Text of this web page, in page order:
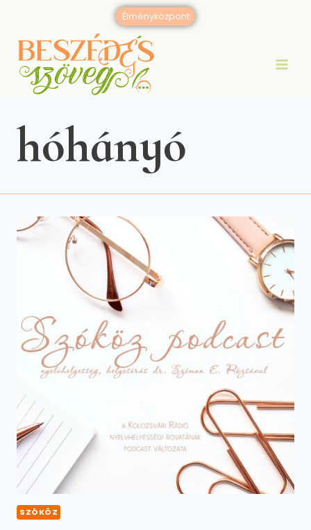
content
Élményközpont
hóhányó
SZÓKÖZ